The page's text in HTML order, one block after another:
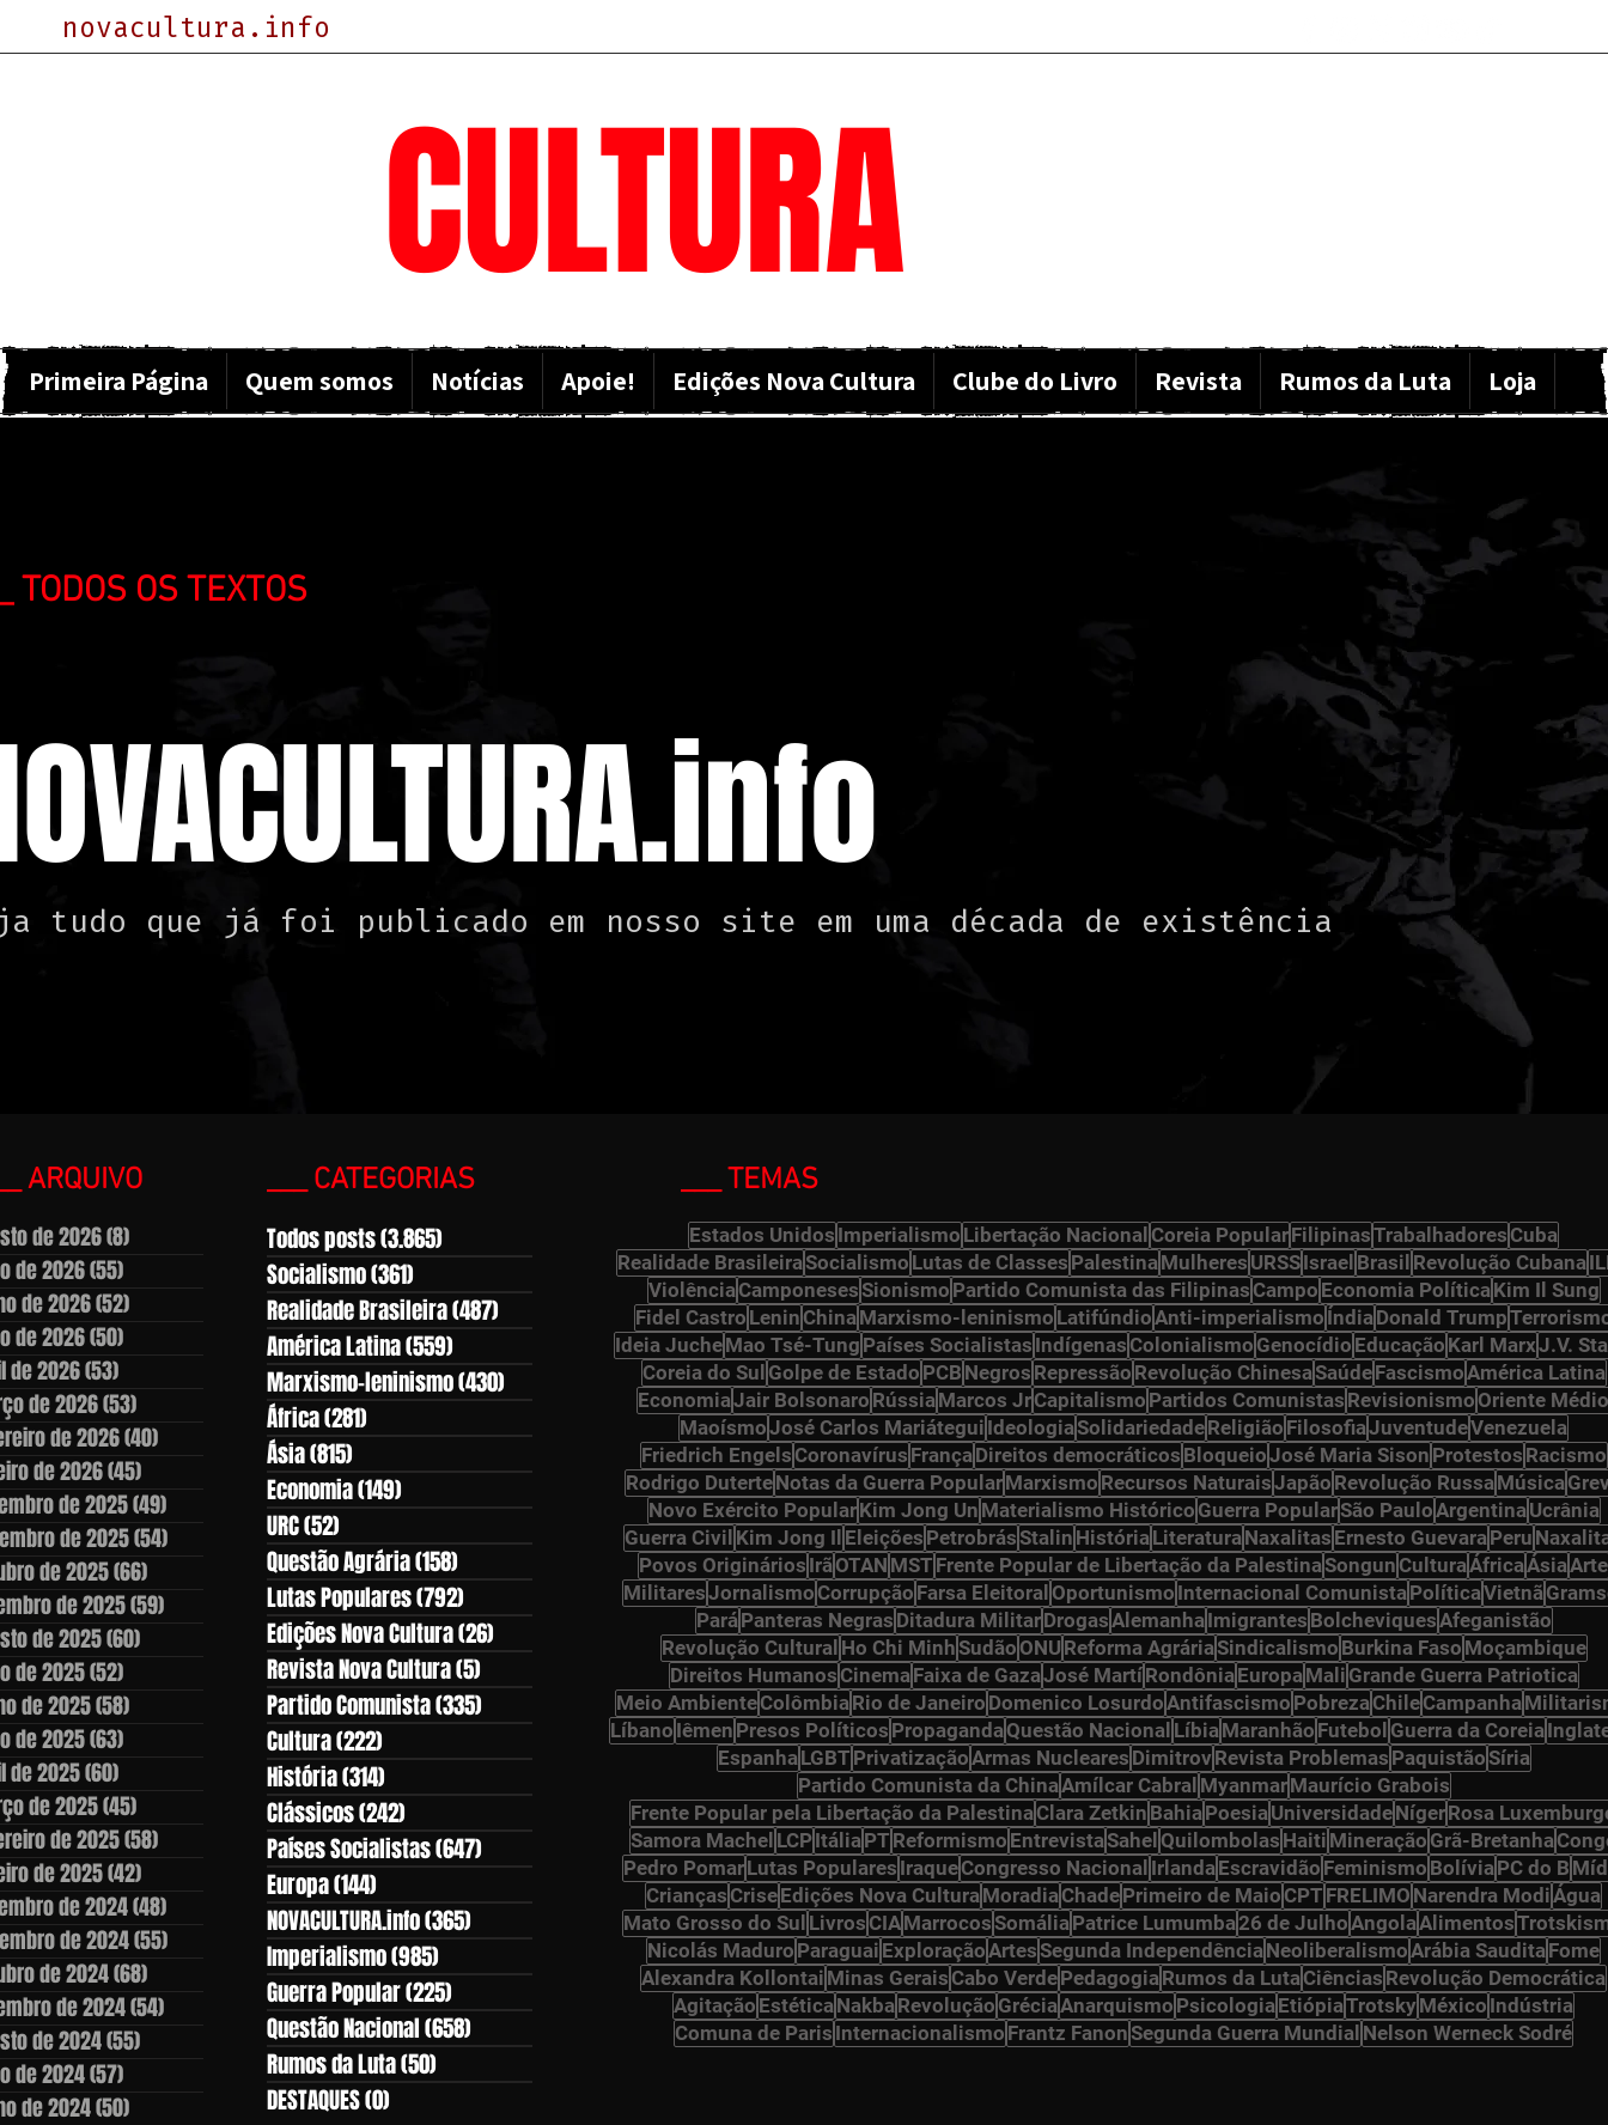
novacultura.info
CULTURA
Primeira Página Quem somos Notícias Apoie! Edições Nova Cultura Clube do Livro Revista Rumos da Luta Loja
TODOS OS TEXTOS
tudo que já foi publicado em nosso site em uma década de existência
ARQUIVO ___ CATEGORIAS ___ TEMAS
de 2026(8)
de 2026(55)
de 2026(52)
de 2026(50)
de 2026(53)
de 2026(53)
de 2026(40)
de 2026(45)
de 2025(49)
de 2025(54)
de 2025(66)
de 2025(59)
de 2025(60)
de 2025(52)
de 2025(58)
de 2025(63)
de 2025(60)
de 2025(45)
de 2025(58)
de 2025(42)
de 2024(48)
de 2024(55)
de 2024(68)
de 2024(54)
de 2024(55)
de 2024(57)
de 2024(50)
Todos posts(3.865)
Socialismo(361)
Realidade Brasileira(487)
América Latina(559)
Marxismo-leninismo(430)
África(281)
Ásia(815)
Economia(149)
URC(52)
Questão Agrária(158)
Lutas Populares(792)
Edições Nova Cultura(26)
Revista Nova Cultura(5)
Partido Comunista(335)
Cultura(222)
História(314)
Clássicos(242)
Países Socialistas(647)
Europa(144)
NOVACULTURA.info(365)
Imperialismo(985)
Guerra Popular(225)
Questão Nacional(658)
Rumos da Luta(50)
DESTAQUES(0)
Estados Unidos Imperialismo Libertação Nacional Coreia PopularFilipinasTrabalhadores Cuba
Realidade BrasileiraSocialismo Lutas de Classes PalestinaMulheres URSSIsrael Brasil Revolução Cubana
ViolênciaCamponesesSionismo Partido Comunista das Filipinas Campo Economia PolíticaKim Il Sung
Fidel Castro Lenin ChinaMarxismo-leninismo LatifúndioAnti-imperialismo ÍndiaDonald Trump
Ideia JucheMao Tsé-Tung Países Socialistas Indígenas Colonialismo Genocídio Educação Karl MarxJ.V.
Coreia do Sul Golpe de Estado PCB Negros Repressão Revolução ChinesaSaúdeFascismoAmérica Latina
EconomiaJair Bolsonaro RússiaMarcos JrCapitalismo Partidos Comunistas Revisionismo Oriente Médio
MaoísmoJosé Carlos Mariátegui IdeologiaSolidariedadeReligião FilosofiaJuventudeVenezuela
Friedrich Engels Coronavírus FrançaDireitos democráticos BloqueioJosé Maria Sison Protestos Racismo
Rodrigo DuterteNotas da Guerra PopularMarxismo Recursos NaturaisJapão Revolução RussaMúsica
Novo Exército PopularKim Jong Un Materialismo Histórico Guerra PopularSão PauloArgentinaUcrânia
Guerra Civil Kim Jong Il Eleições PetrobrásStalin HistóriaLiteraturaNaxalitas Ernesto GuevaraPeru
Povos Originários IrãOTAN MST Frente Popular de Libertação da PalestinaSongun CulturaÁfricaÁsiaArte
MilitaresJornalismo Corrupção Farsa Eleitoral Oportunismo Internacional ComunistaPolíticaVietnã
ParáPanteras Negras Ditadura MilitarDrogasAlemanhaImigrantes BolcheviquesAfeganistão
Revolução Cultural Ho Chi MinhSudão ONU Reforma AgráriaSindicalismo Burkina Faso Moçambique
Direitos Humanos CinemaFaixa de GazaJosé MartíRondôniaEuropaMali Grande Guerra Patriotica
Meio AmbienteColômbiaRio de Janeiro Domenico LosurdoAntifascismo PobrezaChileCampanha
Líbano Iêmen Presos Políticos PropagandaQuestão Nacional LíbiaMaranhão Futebol Guerra da Coreia
EspanhaLGBT PrivatizaçãoArmas Nucleares Dimitrov Revista Problemas PaquistãoSíria
Partido Comunista da ChinaAmílcar Cabral MyanmarMaurício Grabois
Frente Popular pela Libertação da PalestinaClara Zetkin BahiaPoesiaUniversidadeNígerRosa
Samora Machel LCPItáliaPT Reformismo EntrevistaSahel Quilombolas Haiti Mineração Grã-Bretanha
Pedro PomarLutas Populares IraqueCongresso Nacional IrlandaEscravidão Feminismo BolíviaPC do B
Crianças CriseEdições Nova CulturaMoradiaChadePrimeiro de Maio CPT FRELIMO Narendra ModiÁgua
Mato Grosso do Sul Livros CIAMarrocosSomáliaPatrice Lumumba26 de JulhoAngolaAlimentos
Nicolás Maduro Paraguai ExploraçãoArtesSegunda IndependênciaNeoliberalismoArábia SauditaFome
Alexandra Kollontai Minas Gerais Cabo VerdePedagogiaRumos da LutaCiências Revolução Democrática
Agitação EstéticaNakbaRevolução GréciaAnarquismo PsicologiaEtiópiaTrotskyMéxico Indústria
Comuna de Paris Internacionalismo Frantz FanonSegunda Guerra Mundial Nelson Werneck Sodré